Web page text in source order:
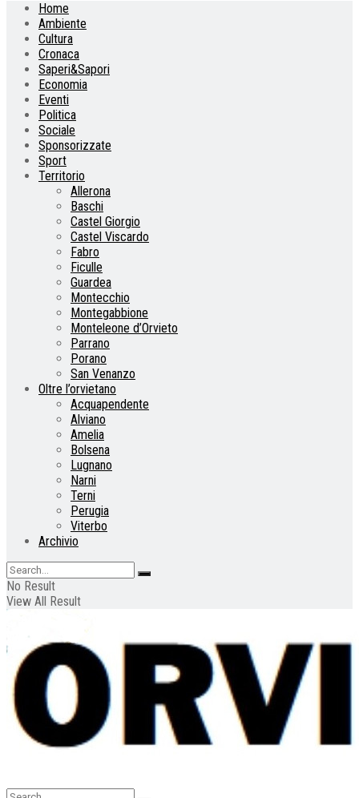
Home
Ambiente
Cultura
Cronaca
Saperi&Sapori
Economia
Eventi
Politica
Sociale
Sponsorizzate
Sport
Territorio
Allerona
Baschi
Castel Giorgio
Castel Viscardo
Fabro
Ficulle
Guardea
Montecchio
Montegabbione
Monteleone d’Orvieto
Parrano
Porano
San Venanzo
Oltre l’orvietano
Acquapendente
Alviano
Amelia
Bolsena
Lugnano
Narni
Terni
Perugia
Viterbo
Archivio
No Result
View All Result